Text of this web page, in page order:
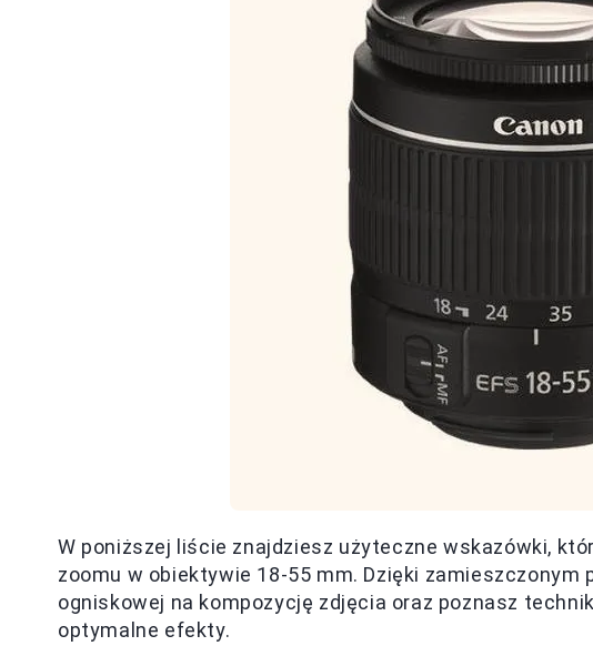
W poniższej liście znajdziesz użyteczne wskazówki,
zoomu w obiektywie 18-55 mm. Dzięki zamieszczonym
ogniskowej na kompozycję zdjęcia oraz poznasz
optymalne efekty.